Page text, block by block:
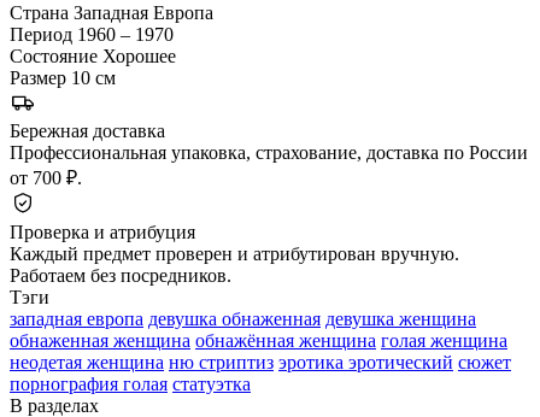
Страна Западная Европа
Период 1960 – 1970
Состояние Хорошее
Размер 10 см
Бережная доставка
Профессиональная упаковка, страхование, доставка по России
от 700 ₽.
Проверка и атрибуция
Каждый предмет проверен и атрибутирован вручную.
Работаем без посредников.
Тэги
западная европа девушка обнаженная девушка женщина
обнаженная женщина обнажённая женщина голая женщина
неодетая женщина ню стриптиз эротика эротический сюжет
порнография голая статуэтка
В разделах